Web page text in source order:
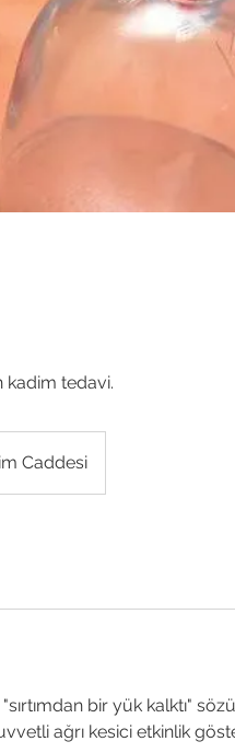
kadim tedavi.
Caddesi
bir yük kalktı"
ağrı kesici etkinlik